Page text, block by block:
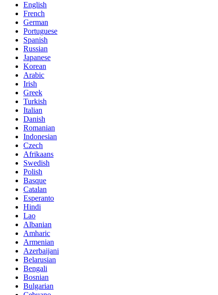
English
French
German
Portuguese
Spanish
Russian
Japanese
Korean
Arabic
Irish
Greek
Turkish
Italian
Danish
Romanian
Indonesian
Czech
Afrikaans
Swedish
Polish
Basque
Catalan
Esperanto
Hindi
Lao
Albanian
Amharic
Armenian
Azerbaijani
Belarusian
Bengali
Bosnian
Bulgarian